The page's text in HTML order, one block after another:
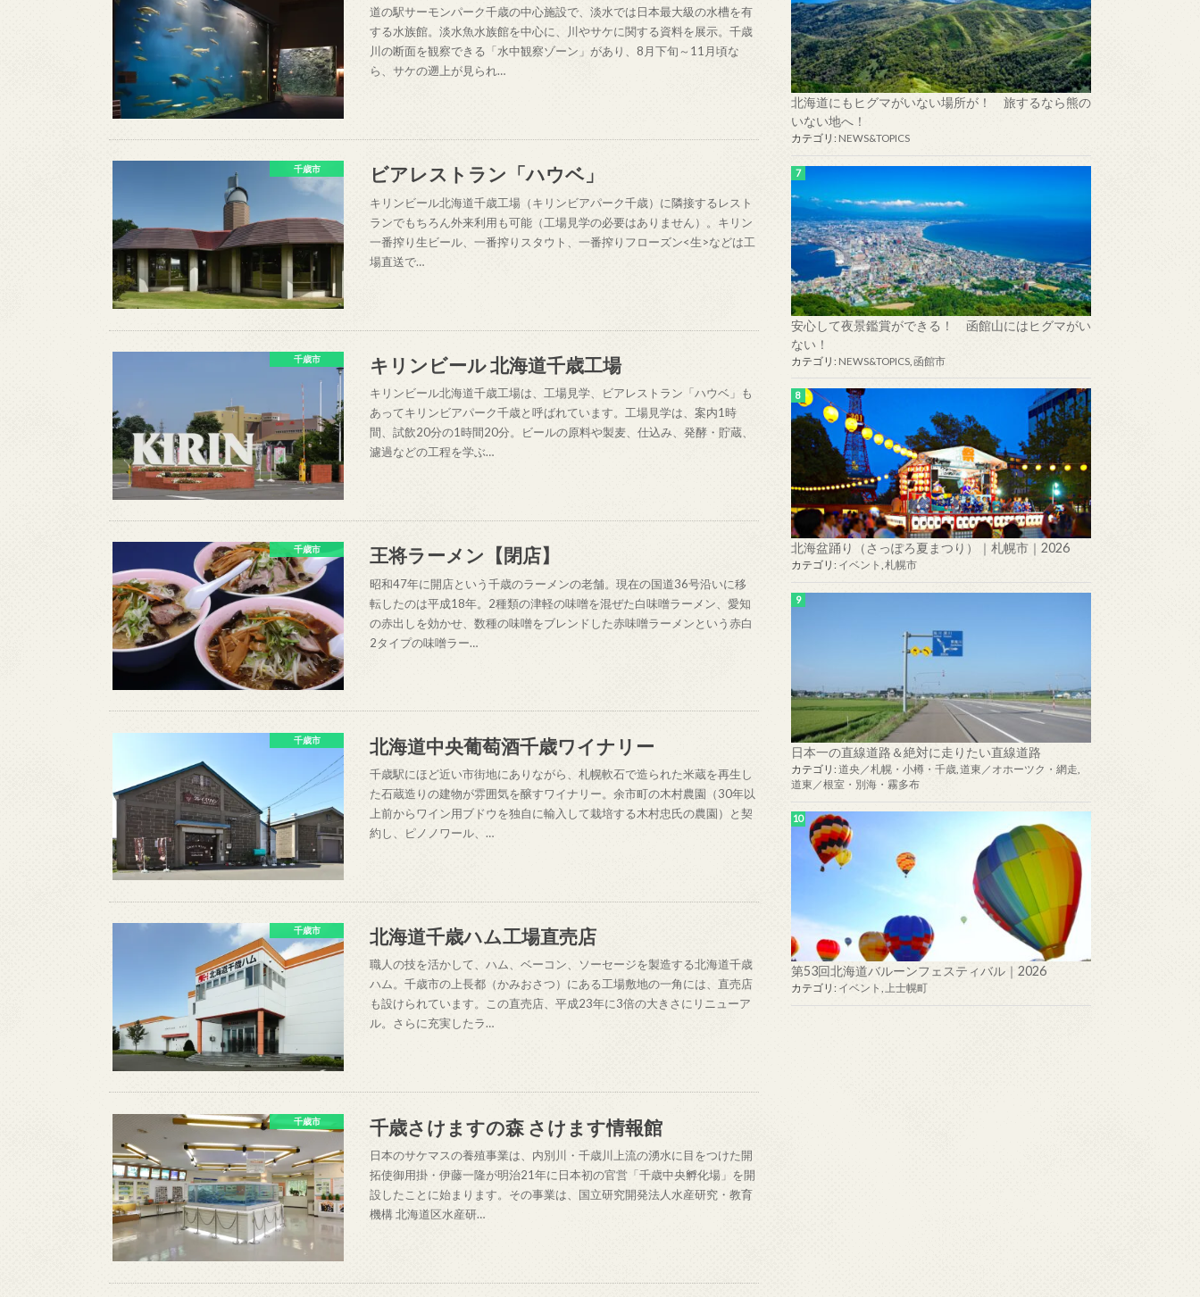
道の駅サーモンパーク千歳の中心施設で、淡水では日本最大級の水槽を有
する水族館。淡水魚水族館を中心に、川やサケに関する資料を展示。千歳
川の断面を観察できる「水中観察ゾーン」があり、8月下旬～11月頃な
ら、サケの遡上が見られ…
千歳市 ビアレストラン「ハウベ」
キリンビール北海道千歳工場（キリンビアパーク千歳）に隣接するレスト
ランでもちろん外来利用も可能（工場見学の必要はありません）。キリン
一番搾り生ビール、一番搾りスタウト、一番搾りフローズン<生>などは工
場直送で…
千歳市 キリンビール 北海道千歳工場
キリンビール北海道千歳工場は、工場見学、ビアレストラン「ハウベ」も
あってキリンビアパーク千歳と呼ばれています。工場見学は、案内1時
間、試飲20分の1時間20分。ビールの原料や製麦、仕込み、発酵・貯蔵、
濾過などの工程を学ぶ…
千歳市 王将ラーメン【閉店】
昭和47年に開店という千歳のラーメンの老舗。現在の国道36号沿いに移
転したのは平成18年。2種類の津軽の味噌を混ぜた白味噌ラーメン、愛知
の赤出しを効かせ、数種の味噌をブレンドした赤味噌ラーメンという赤白
2タイプの味噌ラー…
千歳市 北海道中央葡萄酒千歳ワイナリー
千歳駅にほど近い市街地にありながら、札幌軟石で造られた米蔵を再生し
た石蔵造りの建物が雰囲気を醸すワイナリー。余市町の木村農園（30年以
上前からワイン用ブドウを独自に輸入して栽培する木村忠氏の農園）と契
約し、ピノノワール、…
千歳市 北海道千歳ハム工場直売店
職人の技を活かして、ハム、ベーコン、ソーセージを製造する北海道千歳
ハム。千歳市の上長都（かみおさつ）にある工場敷地の一角には、直売店
も設けられています。この直売店、平成23年に3倍の大きさにリニューア
ル。さらに充実したラ…
千歳市 千歳さけますの森 さけます情報館
日本のサケマスの養殖事業は、内別川・千歳川上流の湧水に目をつけた開
拓使御用掛・伊藤一隆が明治21年に日本初の官営「千歳中央孵化場」を開
設したことに始まります。その事業は、国立研究開発法人水産研究・教育
機構 北海道区水産研…
北海道にもヒグマがいない場所が！ 旅するなら熊の
いない地へ！
カテゴリ: NEWS&TOPICS
安心して夜景鑑賞ができる！ 函館山にはヒグマがい
ない！
カテゴリ: NEWS&TOPICS 函館市
北海盆踊り（さっぽろ夏まつり）｜札幌市｜2026
カテゴリ: イベント 札幌市
日本一の直線道路＆絶対に走りたい直線道路
カテゴリ: 道央／札幌・小樽・千歳 道東／オホーツク・網走
道東／根室・別海・霧多布
第53回北海道バルーンフェスティバル｜2026
カテゴリ: イベント 上士幌町